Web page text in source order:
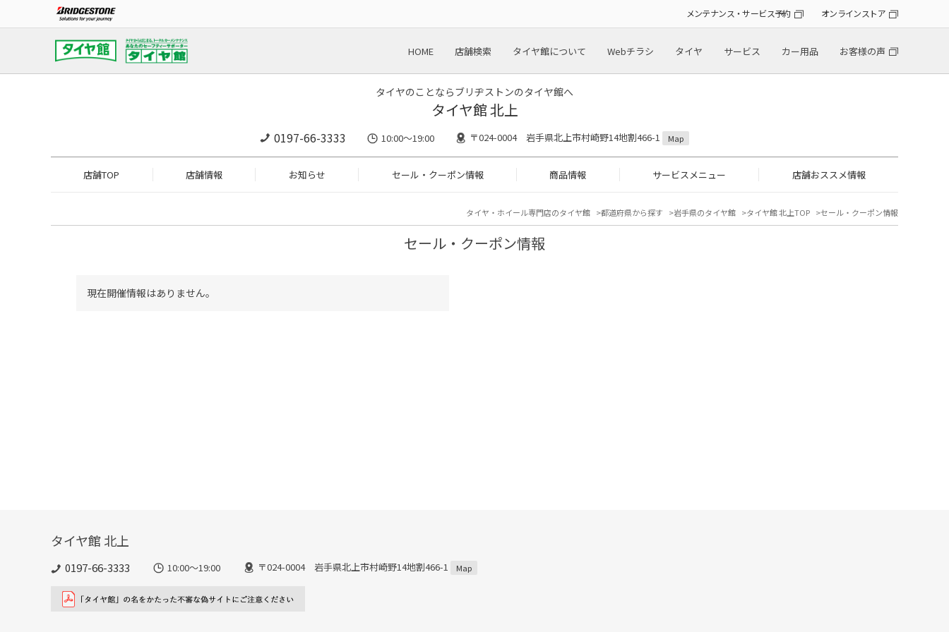
メンテナンス・サービス予約 オンラインストア
HOME 店舗検索 タイヤ館について Webチラシ タイヤ サービス カー用品 お客様の声
タイヤのことならブリヂストンのタイヤ館へ
タイヤ館 北上
0197-66-3333 10:00～19:00 〒024-0004 岩手県北上市村崎野14地割466-1 Map
店舗TOP 店舗情報 お知らせ セール・クーポン情報 商品情報 サービスメニュー 店舗おススメ情報
タイヤ・ホイール専門店のタイヤ館 都道府県から探す 岩手県のタイヤ館 タイヤ館 北上TOP セール・クーポン情報
セール・クーポン情報
現在開催情報はありません。
タイヤ館 北上
0197-66-3333 10:00～19:00 〒024-0004 岩手県北上市村崎野14地割466-1 Map